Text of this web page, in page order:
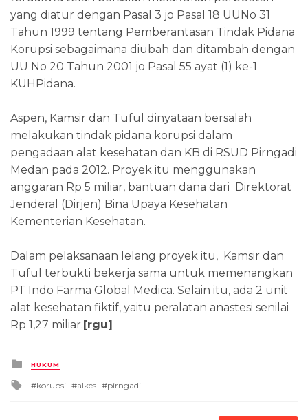
yang diatur dengan Pasal 3 jo Pasal 18 UUNo 31
Tahun 1999 tentang Pemberantasan Tindak Pidana
Korupsi sebagaimana diubah dan ditambah dengan
UU No 20 Tahun 2001 jo Pasal 55 ayat (1) ke-1
KUHPidana.
Aspen, Kamsir dan Tuful dinyataan bersalah
melakukan tindak pidana korupsi dalam
pengadaan alat kesehatan dan KB di RSUD Pirngadi
Medan pada 2012. Proyek itu menggunakan
anggaran Rp 5 miliar, bantuan dana dari Direktorat
Jenderal (Dirjen) Bina Upaya Kesehatan
Kementerian Kesehatan.
Dalam pelaksanaan lelang proyek itu, Kamsir dan
Tuful terbukti bekerja sama untuk memenangkan
PT Indo Farma Global Medica. Selain itu, ada 2 unit
alat kesehatan fiktif, yaitu peralatan anastesi senilai
Rp 1,27 miliar. [rgu]
Posted
in
HUKUM
Tagged
korupsi alkes pirngadi